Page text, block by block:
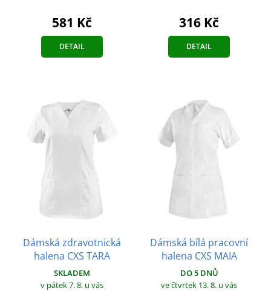
581 Kč
DETAIL
316 Kč
DETAIL
Dámská zdravotnická
halena CXS TARA
SKLADEM
v pátek 7. 8. u vás
Dámská bílá pracovní
halena CXS MAIA
DO 5 DNŮ
ve čtvrtek 13. 8. u vás